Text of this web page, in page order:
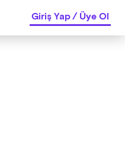
Giriş Yap/Üye Ol